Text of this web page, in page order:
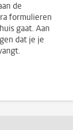
de
formulieren
gaat. Aan
dat je je